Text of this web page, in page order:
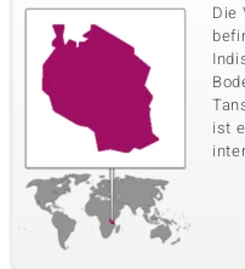
Die
ist